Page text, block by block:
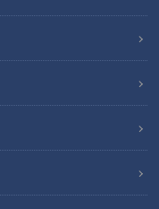
スターに教わる！お取り